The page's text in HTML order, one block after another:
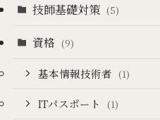
技師基礎対策 (5)
資格 (9)
基本情報技術者 (1)
ITパスポート (1)